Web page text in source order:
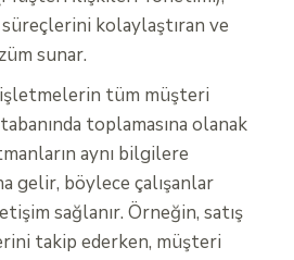
kolaylaştıran ve
sunar.
işletmelerin tüm müşteri
toplamasına olanak
aynı bilgilere
gelir, böylece çalışanlar
sağlanır. Örneğin, satış
takip ederken, müşteri